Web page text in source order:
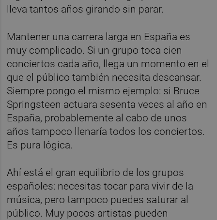
lleva tantos años girando sin parar.
Mantener una carrera larga en España es
muy complicado. Si un grupo toca cien
conciertos cada año, llega un momento en el
que el público también necesita descansar.
Siempre pongo el mismo ejemplo: si Bruce
Springsteen actuara sesenta veces al año en
España, probablemente al cabo de unos
años tampoco llenaría todos los conciertos.
Es pura lógica.
Ahí está el gran equilibrio de los grupos
españoles: necesitas tocar para vivir de la
música, pero tampoco puedes saturar al
público. Muy pocos artistas pueden